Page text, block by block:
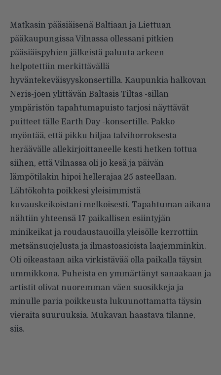
Matkasin pääsiäisenä Baltiaan ja Liettuan
pääkaupungissa Vilnassa ollessani pitkien
pääsiäispyhien jälkeistä paluuta arkeen
helpotettiin merkittävällä
hyväntekeväisyyskonsertilla. Kaupunkia halkovan
Neris-joen ylittävän Baltasis Tiltas -sillan
ympäristön tapahtumapuisto tarjosi näyttävät
puitteet tälle Earth Day -konsertille. Pakko
myöntää, että pikku hiljaa talvihorroksesta
heräävälle allekirjoittaneelle kesti hetken tottua
siihen, että Vilnassa oli jo kesä ja päivän
lämpötilakin hipoi hellerajaa 25 asteellaan.
Lähtökohta poikkesi yleisimmistä
kuvauskeikoistani melkoisesti. Tapahtuman aikana
nähtiin yhteensä 17 paikallisen esiintyjän
minikeikat ja roudaustauoilla yleisölle kerrottiin
metsänsuojelusta ja ilmastoasioista laajemminkin.
Oli oikeastaan aika virkistävää olla paikalla täysin
ummikkona. Puheista en ymmärtänyt sanaakaan ja
artistit olivat nuoremman väen suosikkeja ja
minulle paria poikkeusta lukuunottamatta täysin
vieraita suuruuksia. Mukavan haastava tilanne,
siis.